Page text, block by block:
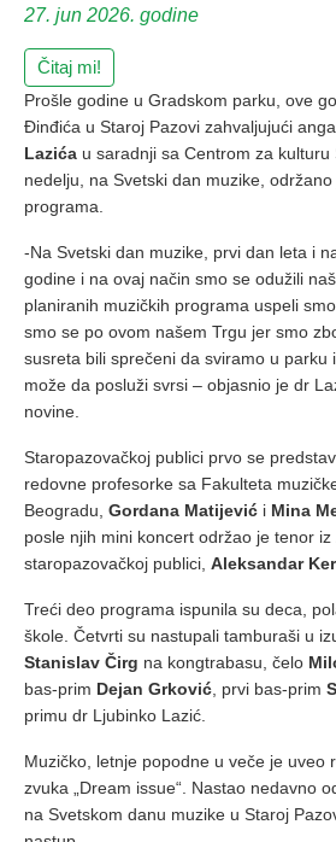
27. jun 2026. godine
Čitaj mi!
Prošle godine u Gradskom parku, ove
Đinđića u Staroj Pazovi zahvaljujući
Lazića u saradnji sa Centrom za kulturu
nedelju, na Svetski dan muzike,
programa.
-Na Svetski dan muzike, prvi dan leta i
godine i na ovaj način smo se odužili
planiranih muzičkih programa uspeli
smo se po ovom našem Trgu jer smo
susreta bili sprečeni da sviramo u parku
može da posluži svrsi – objasnio je dr
novine.
Staropazovačkoj publici prvo se
redovne profesorke sa Fakulteta
Beogradu, Gordana Matijević i Mina
posle njih mini koncert održao je tenor
staropazovačkoj publici, Aleksandar
Treći deo programa ispunila su deca,
škole. Četvrti su nastupali tamburaši u
Stanislav Čirg na kongtrabasu, čelo
bas-prim Dejan Grković , prvi bas-prim
primu dr Ljubinko Lazić.
Muzičko, letnje popodne u veče je uveo
zvuka „Dream issue“. Nastao nedavno
na Svetskom danu muzike u Staroj